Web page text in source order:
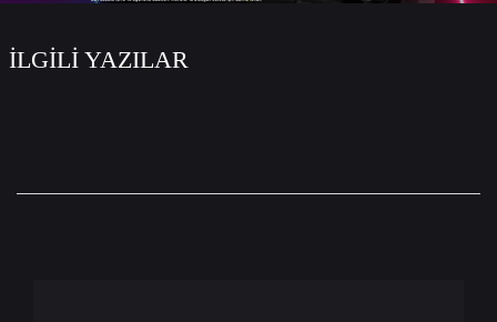
İLGİLİ YAZILAR